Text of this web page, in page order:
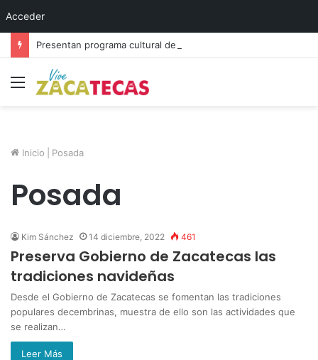
Acceder
Menú
Inicio Posada
Posada
Kim Sánchez 14 diciembre, 2022 461
Preserva Gobierno de Zacatecas las
tradiciones navideñas
Desde el Gobierno de Zacatecas se fomentan las tradiciones
populares decembrinas, muestra de ello son las actividades que
se realizan…
Leer Más